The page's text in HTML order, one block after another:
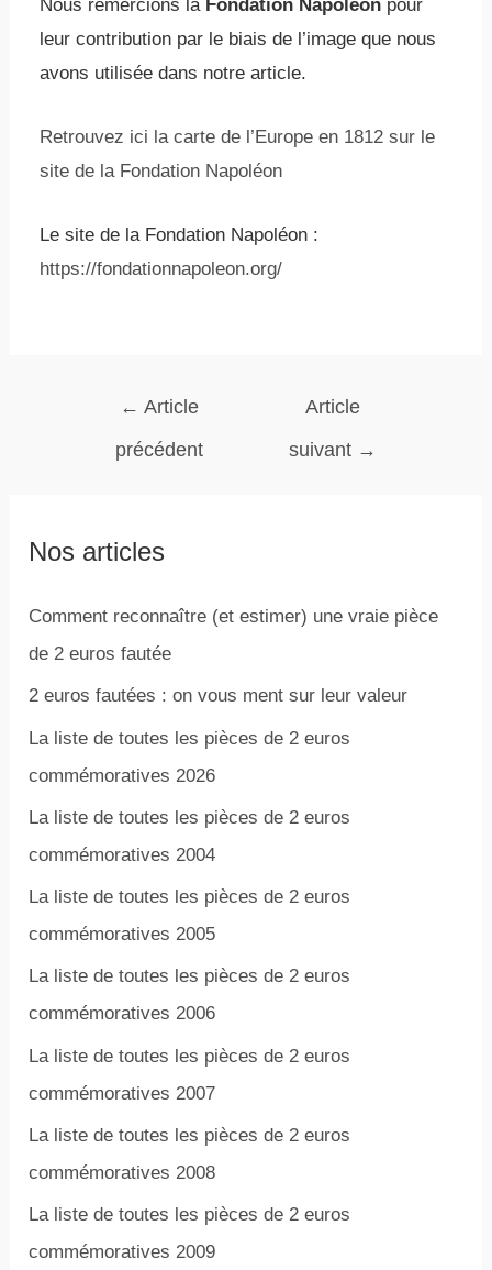
Nous remercions la Fondation Napoléon pour
leur contribution par le biais de l’image que nous
avons utilisée dans notre article.
Retrouvez ici la carte de l’Europe en 1812 sur le
site de la Fondation Napoléon
Le site de la Fondation Napoléon :
https://fondationnapoleon.org/
← Article
précédent
Article
suivant →
Nos articles
Comment reconnaître (et estimer) une vraie pièce
de 2 euros fautée
2 euros fautées : on vous ment sur leur valeur
La liste de toutes les pièces de 2 euros
commémoratives 2026
La liste de toutes les pièces de 2 euros
commémoratives 2004
La liste de toutes les pièces de 2 euros
commémoratives 2005
La liste de toutes les pièces de 2 euros
commémoratives 2006
La liste de toutes les pièces de 2 euros
commémoratives 2007
La liste de toutes les pièces de 2 euros
commémoratives 2008
La liste de toutes les pièces de 2 euros
commémoratives 2009